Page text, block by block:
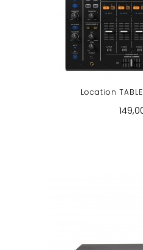
Location TABLE